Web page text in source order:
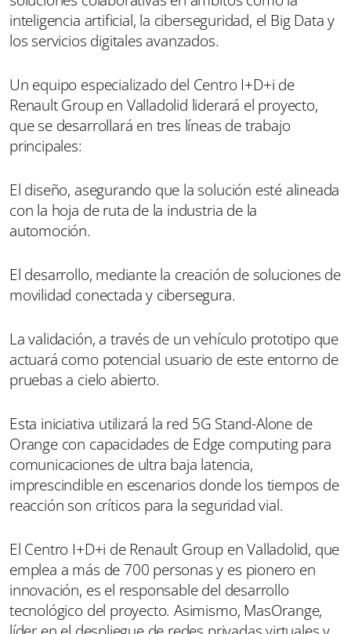
inteligencia artificial, la ciberseguridad, el Big Data y
los servicios digitales avanzados.
Un equipo especializado del Centro I+D+i de
Renault Group en Valladolid liderará el proyecto,
que se desarrollará en tres líneas de trabajo
principales:
El diseño, asegurando que la solución esté alineada
con la hoja de ruta de la industria de la
automoción.
El desarrollo, mediante la creación de soluciones de
movilidad conectada y cibersegura.
La validación, a través de un vehículo prototipo que
actuará como potencial usuario de este entorno de
pruebas a cielo abierto.
Esta iniciativa utilizará la red 5G Stand-Alone de
Orange con capacidades de Edge computing para
comunicaciones de ultra baja latencia,
imprescindible en escenarios donde los tiempos de
reacción son críticos para la seguridad vial.
El Centro I+D+i de Renault Group en Valladolid, que
emplea a más de 700 personas y es pionero en
innovación, es el responsable del desarrollo
tecnológico del proyecto. Asimismo, MasOrange,